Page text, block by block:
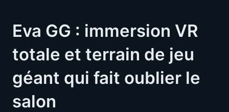
Eva GG : immersion VR
totale et terrain de jeu
géant qui fait oublier le
salon